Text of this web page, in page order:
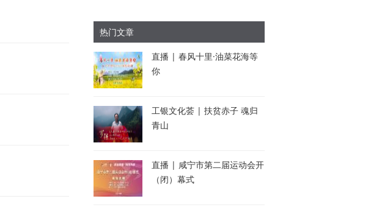
热门文章
直播 | 春风十里·油菜花海等
你
工银文化荟 | 扶贫赤子 魂归
青山
直播 | 咸宁市第二届运动会开
（闭）幕式